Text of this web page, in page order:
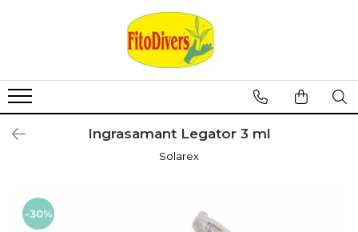
Ingrasamant Legator 3 ml
Solarex
-30%